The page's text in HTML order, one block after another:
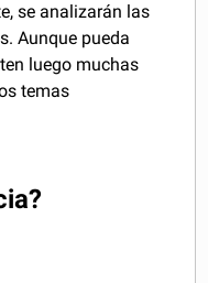
se analizarán las
Aunque pueda
luego muchas
temas